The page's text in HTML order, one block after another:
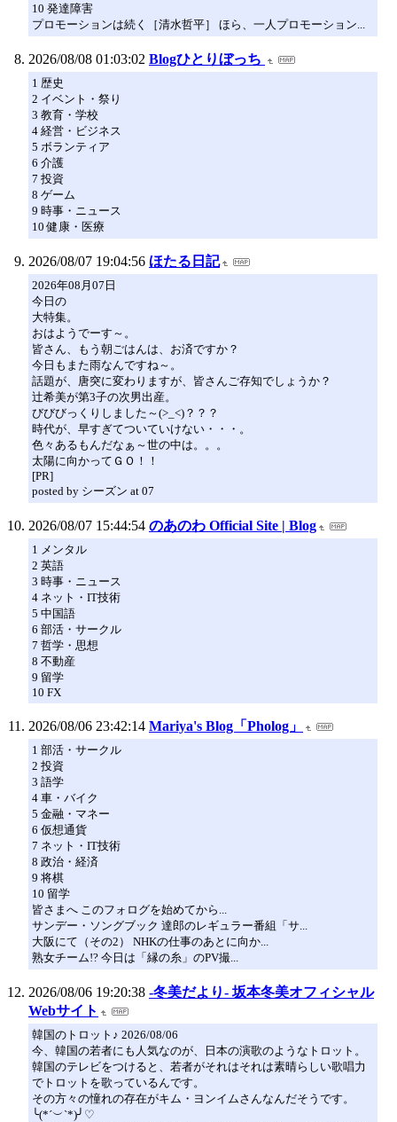
10 発達障害
プロモーションは続く［清水哲平］ ほら、一人プロモーション...
2026/08/08 01:03:02 Blogひとりぼっち
1 歴史
2 イベント・祭り
3 教育・学校
4 経営・ビジネス
5 ボランティア
6 介護
7 投資
8 ゲーム
9 時事・ニュース
10 健康・医療
2026/08/07 19:04:56 ほたる日記
2026年08月07日
今日の
大特集。
おはようでーす～。
皆さん、もう朝ごはんは、お済ですか？
今日もまた雨なんですね～。
話題が、唐突に変わりますが、皆さんご存知でしょうか？
辻希美が第3子の次男出産。
びびびっくりしました～(>_<)？？？
時代が、早すぎてついていけない・・・。
色々あるもんだなぁ～世の中は。。。
太陽に向かってＧＯ！！
[PR]
posted by シーズン at 07
2026/08/07 15:44:54 のあのわ Official Site | Blog
1 メンタル
2 英語
3 時事・ニュース
4 ネット・IT技術
5 中国語
6 部活・サークル
7 哲学・思想
8 不動産
9 留学
10 FX
2026/08/06 23:42:14 Mariya's Blog「Pholog」
1 部活・サークル
2 投資
3 語学
4 車・バイク
5 金融・マネー
6 仮想通貨
7 ネット・IT技術
8 政治・経済
9 将棋
10 留学
皆さまへ このフォログを始めてから...
サンデー・ソングブック 達郎のレギュラー番組「サ...
大阪にて（その2） NHKの仕事のあとに向か...
熟女チーム!? 今日は「縁の糸」のPV撮...
2026/08/06 19:20:38 -冬美だより- 坂本冬美オフィシャル
Webサイト
韓国のトロット♪ 2026/08/06
今、韓国の若者にも人気なのが、日本の演歌のようなトロット。
韓国のテレビをつけると、若者がそれはそれは素晴らしい歌唱力
でトロットを歌っているんです。
その方々の憧れの存在がキム・ヨンイムさんなんだそうです。
╰(*´︶`*)╯♡